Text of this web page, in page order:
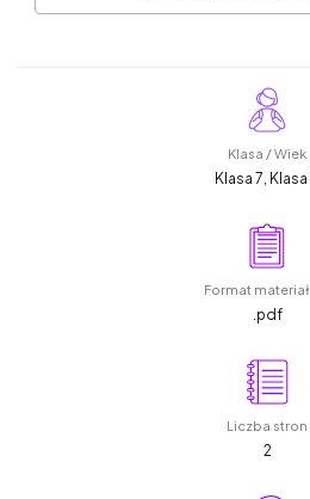
Klasa / Wiek
Klasa 7, Klasa
Format
.pdf
Liczba stron
2